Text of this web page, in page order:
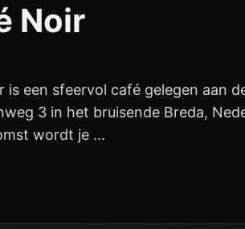
Noir
is een sfeervol café gelegen aan
3 in het bruisende Breda,
wordt je ...